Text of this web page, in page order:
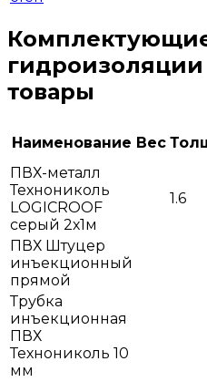
товары
Наименование Вес
ПВХ-металл
Технониколь
LOGICROOF
серый 2х1м
1.6
ПВХ Штуцер
инъекционный
прямой
Трубка
инъекционная
ПВХ
Технониколь 10
мм